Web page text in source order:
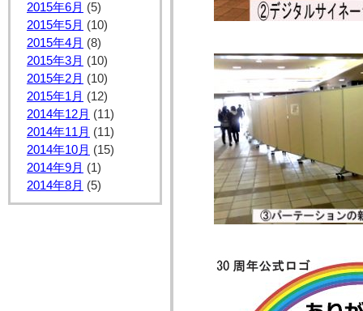
2015年6月 (5)
2015年5月 (10)
2015年4月 (8)
2015年3月 (10)
2015年2月 (10)
2015年1月 (12)
2014年12月 (11)
2014年11月 (11)
2014年10月 (15)
2014年9月 (1)
2014年8月 (5)